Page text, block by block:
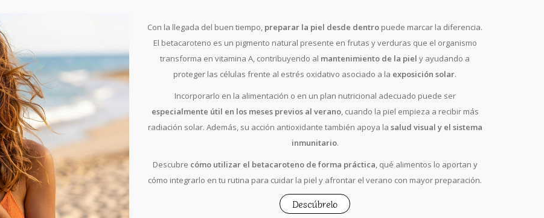
Con la llegada del buen tiempo, preparar la piel desde dentro puede marcar la diferencia.
El betacaroteno es un pigmento natural presente en frutas y verduras que el organismo
transforma en vitamina A, contribuyendo al mantenimiento de la piel y ayudando a
proteger las células frente al estrés oxidativo asociado a la exposición solar.
Incorporarlo en la alimentación o en un plan nutricional adecuado puede ser
especialmente útil en los meses previos al verano, cuando la piel empieza a recibir más
radiación solar. Además, su acción antioxidante también apoya la salud visual y el sistema
inmunitario.
Descubre cómo utilizar el betacaroteno de forma práctica, qué alimentos lo aportan y
cómo integrarlo en tu rutina para cuidar la piel y afrontar el verano con mayor preparación.
Descúbrelo